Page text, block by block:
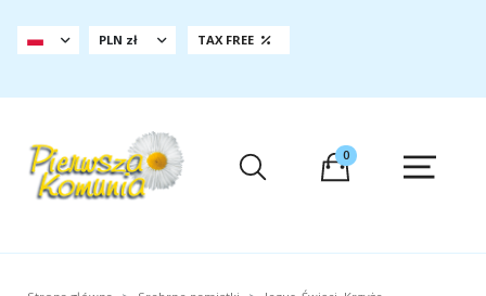
PLN zł TAX FREE
0